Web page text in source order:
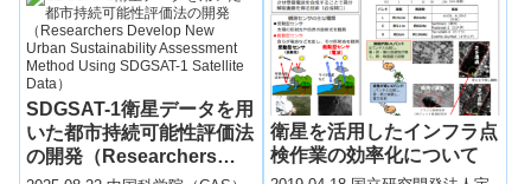
SDGSAT-1衛星データを用
いた都市持続可能性評価法
の開発（Researchers
衛星を活用したインフラ点
検作業の効率化について